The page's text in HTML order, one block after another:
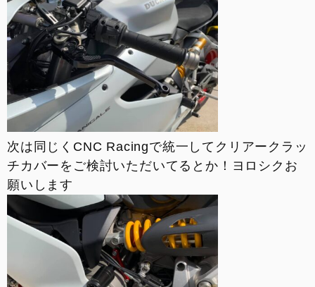
次は同じくCNC Racingで統一してクリアークラッ
チカバーをご検討いただいてるとか！ヨロシクお
願いします